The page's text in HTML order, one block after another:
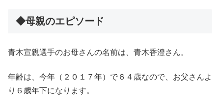
◆母親のエピソード
青木宣親選手のお母さんの名前は、青木香澄さん。
年齢は、今年（２０１７年）で６４歳なので、お父さんよ
り６歳年下になります。